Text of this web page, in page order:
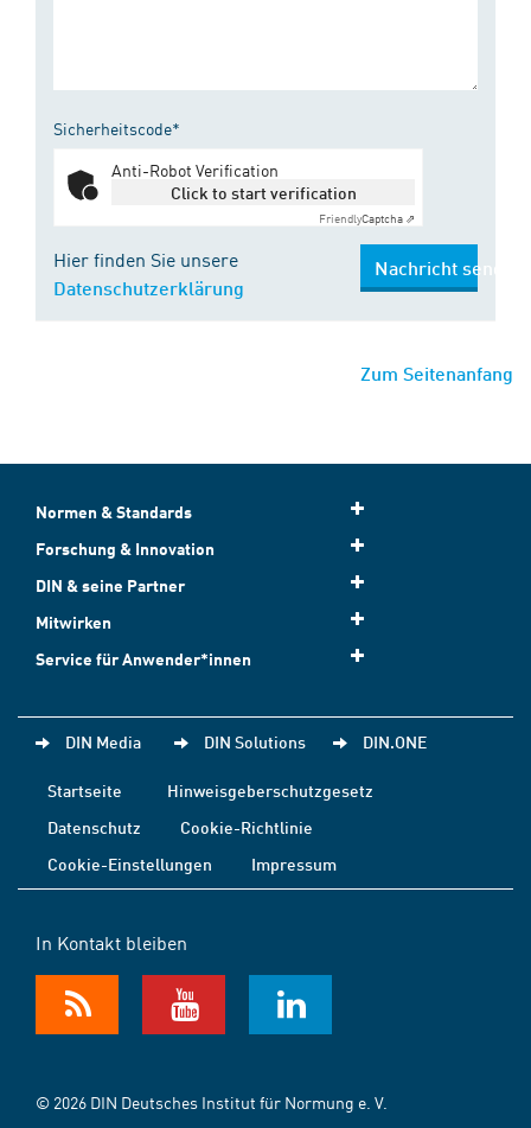
Sicherheitscode*
Anti-Robot Verification
Click to start verification
FriendlyCaptcha ⇗
Hier finden Sie unsere
Datenschutzerklärung
Nachricht senden
Zum Seitenanfang
Normen & Standards
Forschung & Innovation
DIN & seine Partner
Mitwirken
Service für Anwender*innen
DIN Media DIN Solutions DIN.ONE
Startseite
Hinweisgeberschutzgesetz
Datenschutz
Cookie-Richtlinie
Cookie-Einstellungen
Impressum
In Kontakt bleiben
© 2026 DIN Deutsches Institut für Normung e. V.